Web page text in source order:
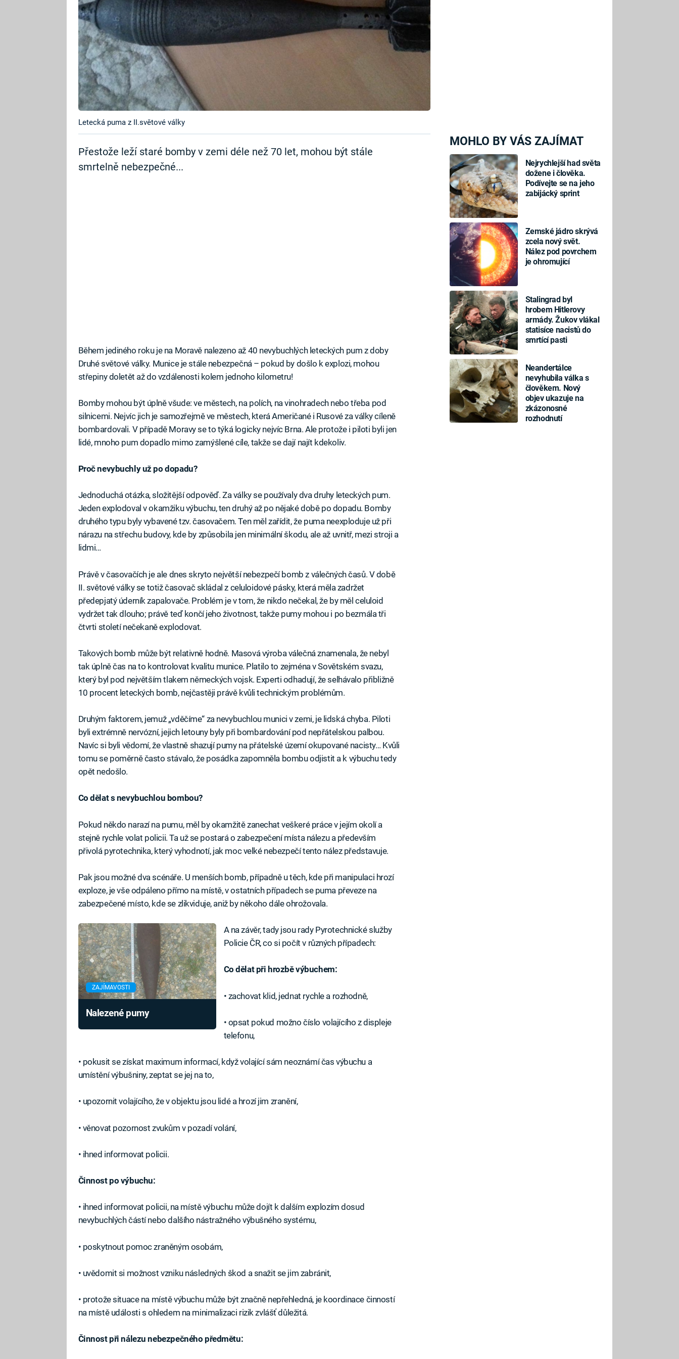
MOHLO BY VÁS ZAJÍMAT
Nejrychlejší had světa
dožene i člověka.
Podívejte se na jeho
zabijácký sprint
Zemské jádro skrývá
zcela nový svět.
Nález pod povrchem
je ohromující
Stalingrad byl
hrobem Hitlerovy
armády. Žukov vlákal
statisíce nacistů do
smrtící pasti
Neandertálce
nevyhubila válka s
člověkem. Nový
objev ukazuje na
zkázonosné
rozhodnutí
Letecká puma z II.světové války
Přestože leží staré bomby v zemi déle než 70 let, mohou být stále
smrtelně nebezpečné...
Během jediného roku je na Moravě nalezeno až 40 nevybuchlých leteckých pum z doby
Druhé světové války. Munice je stále nebezpečná – pokud by došlo k explozi, mohou
střepiny doletět až do vzdálenosti kolem jednoho kilometru!
Bomby mohou být úplně všude: ve městech, na polích, na vinohradech nebo třeba pod
silnicemi. Nejvíc jich je samozřejmě ve městech, která Američané i Rusové za války cíleně
bombardovali. V případě Moravy se to týká logicky nejvíc Brna. Ale protože i piloti byli jen
lidé, mnoho pum dopadlo mimo zamýšlené cíle, takže se dají najít kdekoliv.
Proč nevybuchly už po dopadu?
Jednoduchá otázka, složitější odpověď. Za války se používaly dva druhy leteckých pum.
Jeden explodoval v okamžiku výbuchu, ten druhý až po nějaké době po dopadu. Bomby
druhého typu byly vybavené tzv. časovačem. Ten měl zařídit, že puma neexploduje už při
nárazu na střechu budovy, kde by způsobila jen minimální škodu, ale až uvnitř, mezi stroji a
lidmi…
Právě v časovačích je ale dnes skryto největší nebezpečí bomb z válečných časů. V době
II. světové války se totiž časovač skládal z celuloidové pásky, která měla zadržet
předepjatý úderník zapalovače. Problém je v tom, že nikdo nečekal, že by měl celuloid
vydržet tak dlouho; právě teď končí jeho životnost, takže pumy mohou i po bezmála tři
čtvrti století nečekaně explodovat.
Takových bomb může být relativně hodně. Masová výroba válečná znamenala, že nebyl
tak úplně čas na to kontrolovat kvalitu munice. Platilo to zejména v Sovětském svazu,
který byl pod největším tlakem německých vojsk. Experti odhadují, že selhávalo přibližně
10 procent leteckých bomb, nejčastěji právě kvůli technickým problémům.
Druhým faktorem, jemuž „vděčíme“ za nevybuchlou munici v zemi, je lidská chyba. Piloti
byli extrémně nervózní, jejich letouny byly při bombardování pod nepřátelskou palbou.
Navíc si byli vědomí, že vlastně shazují pumy na přátelské území okupované nacisty… Kvůli
tomu se poměrně často stávalo, že posádka zapomněla bombu odjistit a k výbuchu tedy
opět nedošlo.
Co dělat s nevybuchlou bombou?
Pokud někdo narazí na pumu, měl by okamžitě zanechat veškeré práce v jejím okolí a
stejně rychle volat policii. Ta už se postará o zabezpečení místa nálezu a především
přivolá pyrotechnika, který vyhodnotí, jak moc velké nebezpečí tento nález představuje.
Pak jsou možné dva scénáře. U menších bomb, případně u těch, kde při manipulaci hrozí
exploze, je vše odpáleno přímo na místě, v ostatních případech se puma převeze na
zabezpečené místo, kde se zlikviduje, aniž by někoho dále ohrožovala.
ZAJÍMAVOSTI
Nalezené pumy
A na závěr, tady jsou rady Pyrotechnické služby
Policie ČR, co si počít v různých případech:
Co dělat při hrozbě výbuchem:
• zachovat klid, jednat rychle a rozhodně,
• opsat pokud možno číslo volajícího z displeje
telefonu,
• pokusit se získat maximum informací, když volající sám neoznámí čas výbuchu a
umístění výbušniny, zeptat se jej na to,
• upozornit volajícího, že v objektu jsou lidé a hrozí jim zranění,
• věnovat pozornost zvukům v pozadí volání,
• ihned informovat policii.
Činnost po výbuchu:
• ihned informovat policii, na místě výbuchu může dojít k dalším explozím dosud
nevybuchlých částí nebo dalšího nástražného výbušného systému,
• poskytnout pomoc zraněným osobám,
• uvědomit si možnost vzniku následných škod a snažit se jim zabránit,
• protože situace na místě výbuchu může být značně nepřehledná, je koordinace činností
na místě události s ohledem na minimalizaci rizik zvlášť důležitá.
Činnost při nálezu nebezpečného předmětu: